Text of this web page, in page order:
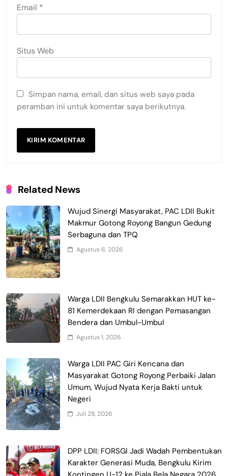
Email *
Situs Web
Simpan nama, email, dan situs web saya pada
peramban ini untuk komentar saya berikutnya.
Related News
Wujud Sinergi Masyarakat, PAC LDII Bukit
Makmur Gotong Royong Bangun Gedung
Serbaguna dan TPQ
Agustus 6, 2026
Warga LDII Bengkulu Semarakkan HUT ke-
81 Kemerdekaan RI dengan Pemasangan
Bendera dan Umbul-Umbul
Agustus 1, 2026
Warga LDII PAC Giri Kencana dan
Masyarakat Gotong Royong Perbaiki Jalan
Umum, Wujud Nyata Kerja Bakti untuk
Negeri
Juli 28, 2026
DPP LDII: FORSGI Jadi Wadah Pembentukan
Karakter Generasi Muda, Bengkulu Kirim